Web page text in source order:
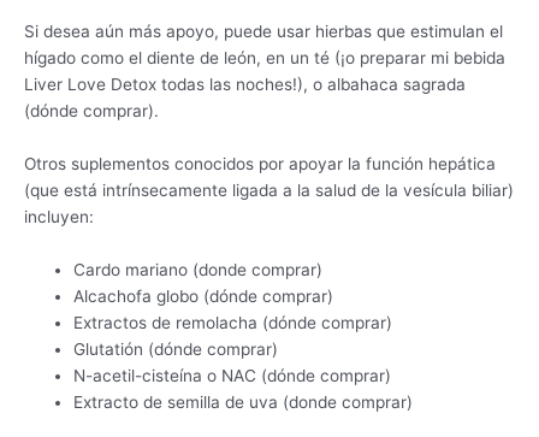
Si desea aún más apoyo, puede usar hierbas que estimulan el
hígado como el diente de león, en un té (¡o preparar mi bebida
Liver Love Detox todas las noches!), o albahaca sagrada
(dónde comprar).
Otros suplementos conocidos por apoyar la función hepática
(que está intrínsecamente ligada a la salud de la vesícula biliar)
incluyen:
Cardo mariano (donde comprar)
Alcachofa globo (dónde comprar)
Extractos de remolacha (dónde comprar)
Glutatión (dónde comprar)
N-acetil-cisteína o NAC (dónde comprar)
Extracto de semilla de uva (donde comprar)